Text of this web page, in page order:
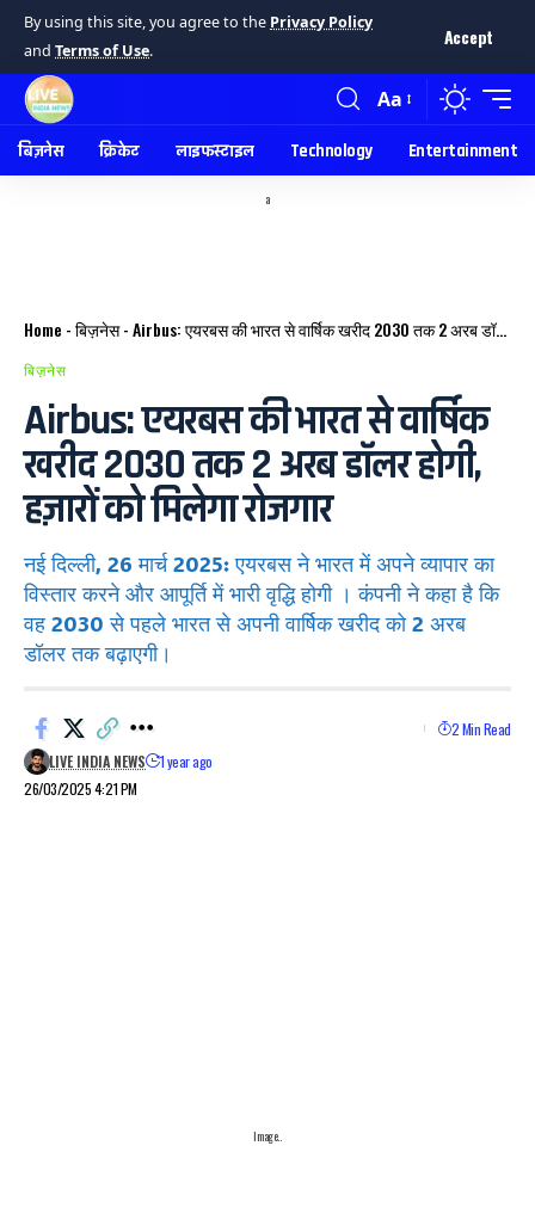
By using this site, you agree to the Privacy Policy
and Terms of Use.
Accept
Aa
बिज़नेस क्रिकेट लाइफस्टाइल Technology Entertainment
a
Home -बिज़नेस-Airbus: एयरबस की भारत से वार्षिक खरीद 2030 तक 2 अरब डॉलर होगी, हज़ारों को मिलेगा रोजगार
बिज़नेस
Airbus: एयरबस की भारत से वार्षिक
खरीद 2030 तक 2 अरब डॉलर होगी,
हज़ारों को मिलेगा रोजगार
नई दिल्ली, 26 मार्च 2025: एयरबस ने भारत में अपने व्यापार का
विस्तार करने और आपूर्ति में भारी वृद्धि होगी । कंपनी ने कहा है कि
वह 2030 से पहले भारत से अपनी वार्षिक खरीद को 2 अरब
डॉलर तक बढ़ाएगी।
26/03/2025 4:21 PM
LIVE INDIA NEWS 1 year ago
2 Min Read
Image..